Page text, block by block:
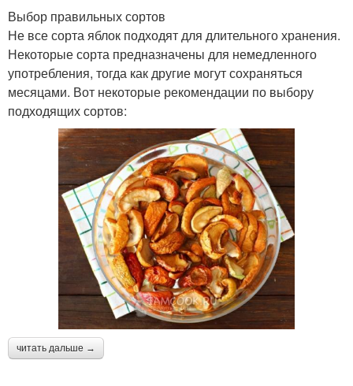
Выбор правильных сортов
Не все сорта яблок подходят для длительного хранения.
Некоторые сорта предназначены для немедленного
употребления, тогда как другие могут сохраняться
месяцами. Вот некоторые рекомендации по выбору
подходящих сортов:
читать дальше →